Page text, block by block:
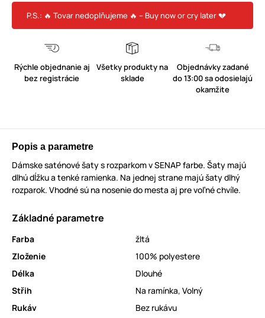
P.S.: 🔥 Tovar nedoplňujeme 🔥 – Buy now or cry later 💔
Rýchle objednanie aj
bez registrácie
Všetky produkty na
sklade
Objednávky zadané
do 13:00 sa odosielajú
okamžite
Popis a parametre
Dámske saténové šaty s rozparkom v SENAP farbe. Šaty majú
dlhú dĺžku a tenké ramienka. Na jednej strane majú šaty dlhý
rozparok. Vhodné sú na nosenie do mesta aj pre voľné chvíle.
Základné parametre
Farba
žltá
Zloženie
100% polyestere
Délka
Dlouhé
Střih
Na ramínka, Volný
Rukáv
Bez rukávu